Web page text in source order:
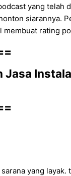
yang telah
siarannya.
membuat rating
yang